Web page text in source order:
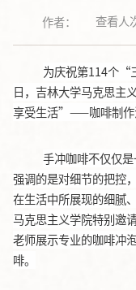
作者： 查看人
为庆祝第114个“
日，吉林大学马克思主
享受生活”——咖啡制作
手冲咖啡不仅仅
强调的是对细节的把控
在生活中所展现的细腻
马克思主义学院特别邀
老师展示专业的咖啡冲
啡。